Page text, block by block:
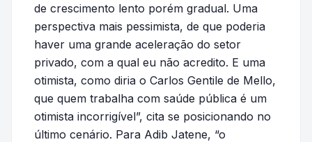
de crescimento lento porém gradual. Uma
perspectiva mais pessimista, de que poderia
haver uma grande aceleração do setor
privado, com a qual eu não acredito. E uma
otimista, como diria o Carlos Gentile de Mello,
que quem trabalha com saúde pública é um
otimista incorrigível”, cita se posicionando no
último cenário. Para Adib Jatene, “o